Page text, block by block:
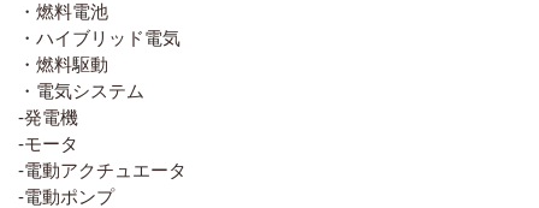
・燃料電池
・ハイブリッド電気
・燃料駆動
・電気システム
-発電機
-モータ
-電動アクチュエータ
-電動ポンプ